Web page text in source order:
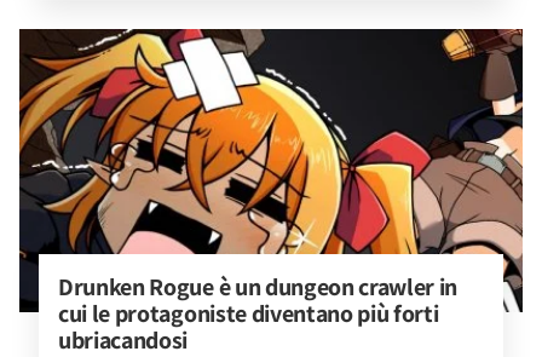
Drunken Rogue è un dungeon crawler in
cui le protagoniste diventano più forti
ubriacandosi